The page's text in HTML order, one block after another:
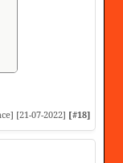
[21-07-2022] [#18]